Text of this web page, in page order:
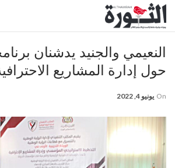
النعيمي والجنيد يدشنان
حول إدارة المشاريع
On يونيو 4, 2022